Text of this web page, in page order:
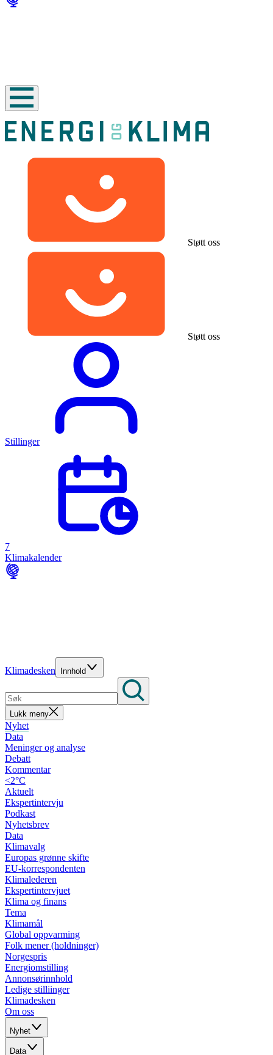
Støtt oss
Støtt oss
Stillinger
7
Klimakalender
Klimadesken Innhold
Lukk meny
Nyhet
Data
Meninger og analyse
Debatt
Kommentar
<2°C
Aktuelt
Ekspertintervju
Podkast
Nyhetsbrev
Data
Klimavalg
Europas grønne skifte
EU-korrespondenten
Klimalederen
Ekspertintervjuet
Klima og finans
Tema
Klimamål
Global oppvarming
Folk mener (holdninger)
Norgespris
Energiomstilling
Annonsørinnhold
Ledige stilliinger
Klimadesken
Om oss
Nyhet
Data